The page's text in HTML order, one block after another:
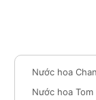
Nước hoa
Nước hoa Tom